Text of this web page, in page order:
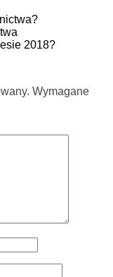
2018?
Wymagane